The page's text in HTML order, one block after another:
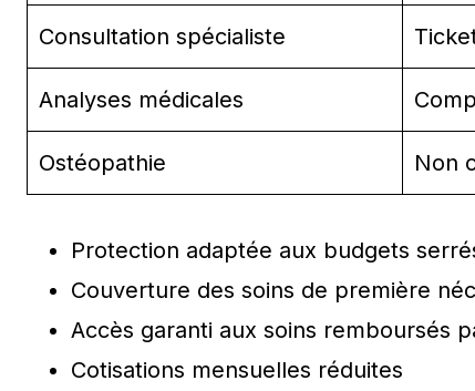
Consultation spécialiste
Analyses médicales
Ostéopathie Non
Protection adaptée aux budgets
Couverture des soins de première
Accès garanti aux soins remboursés
Cotisations mensuelles réduites